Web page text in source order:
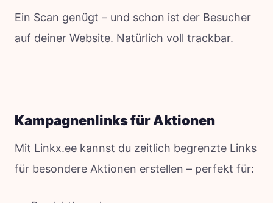
Ein Scan genügt – und schon ist der Besucher
auf deiner Website. Natürlich voll trackbar.
Kampagnenlinks für Aktionen
Mit Linkx.ee kannst du zeitlich begrenzte Links
für besondere Aktionen erstellen – perfekt für: